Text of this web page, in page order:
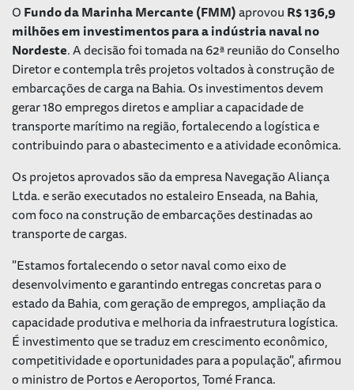
OFundo da Marinha Mercante (FMM)aprovouR$ 136,9
milhões em investimentos para a indústria naval no
Nordeste. A decisão foi tomada na 62ª reunião do Conselho
Diretor e contempla três projetos voltados à construção de
embarcações de carga na Bahia. Os investimentos devem
gerar 180 empregos diretos e ampliar a capacidade de
transporte marítimo na região, fortalecendo a logística e
contribuindo para o abastecimento e a atividade econômica.
Os projetos aprovados são da empresa Navegação Aliança
Ltda. e serão executados no estaleiro Enseada, na Bahia,
com foco na construção de embarcações destinadas ao
transporte de cargas.
"Estamos fortalecendo o setor naval como eixo de
desenvolvimento e garantindo entregas concretas para o
estado da Bahia, com geração de empregos, ampliação da
capacidade produtiva e melhoria da infraestrutura logística.
É investimento que se traduz em crescimento econômico,
competitividade e oportunidades para a população", afirmou
o ministro de Portos e Aeroportos, Tomé Franca.